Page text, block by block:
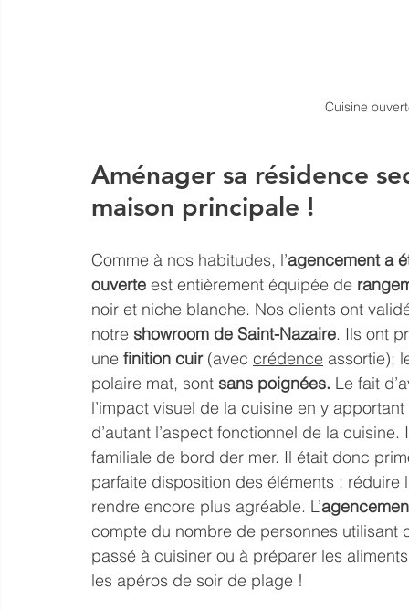
Cuisine
Aménager sa résidence
maison principale !
Comme à nos habitudes, l’agencement a
ouverte est entièrement équipée de
noir et niche blanche. Nos clients ont
notre showroom de Saint-Nazaire. Ils ont
une finition cuir (avec crédence assortie);
polaire mat, sont sans poignées. Le fait
l’impact visuel de la cuisine en y
d’autant l’aspect fonctionnel de la
familiale de bord der mer. Il était donc
parfaite disposition des éléments :
rendre encore plus agréable. L’
compte du nombre de personnes
passé à cuisiner ou à préparer les
les apéros de soir de plage !